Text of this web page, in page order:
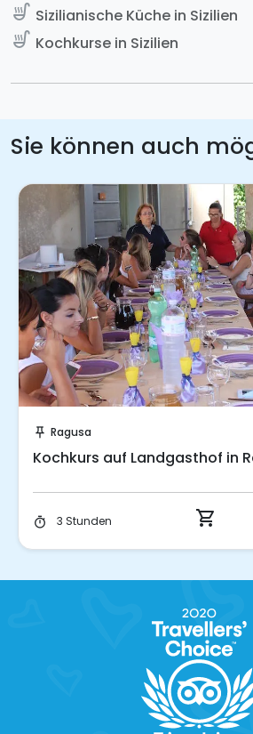
soup_kitchen Sizilianische Küche in Sizilien
soup_kitchen Kochkurse in Sizilien
Sie können auch
push_pin Ragusa
Kochkurs auf Landgasthof in
timer 3 Stunden shopping_cart